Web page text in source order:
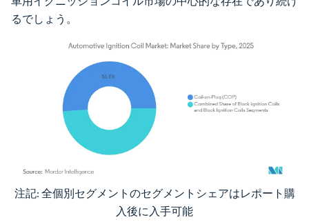
るでしょう。
画像 © Mordor Intelligence。再利用にはCC BY 4.0の表示が必要です。
注記: 全個別セグメントのセグメントシェアはレポート購
入後に入手可能